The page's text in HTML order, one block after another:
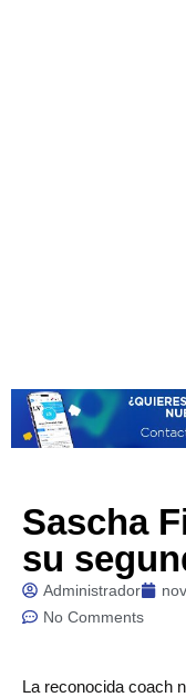
Sascha
su
Administrador
No Comments
La reconocida coach